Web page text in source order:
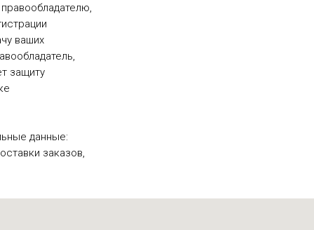
ваших
защиту
данные:
заказов,